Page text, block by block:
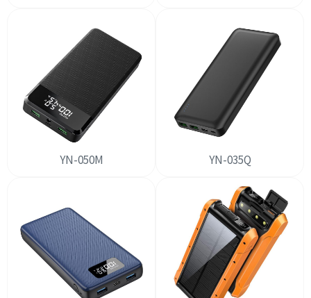
YN-050M YN-035Q